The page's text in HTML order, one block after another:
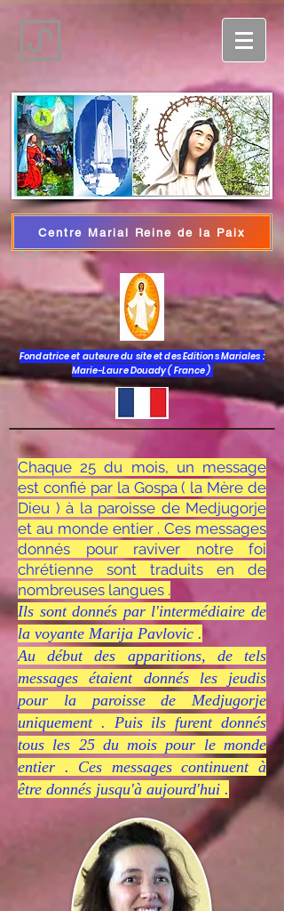
Login
Centre Marial Reine de la Paix
Fondatrice et auteure du site et des Editions Mariales :
Marie-Laure Douady ( France )
Chaque 25 du mois, un message
est confié par la Gospa ( la Mère de
Dieu ) à la paroisse de Medjugorje
et au monde entier . Ces messages
donnés pour raviver notre foi
chrétienne sont traduits en de
nombreuses langues .
Ils sont donnés par l'intermédiaire de
la voyante Marija Pavlovic .
Au début des apparitions, de tels
messages étaient donnés les jeudis
pour la paroisse de Medjugorje
uniquement . Puis ils furent donnés
tous les 25 du mois pour le monde
entier . Ces messages continuent à
être donnés jusqu'à aujourd'hui .